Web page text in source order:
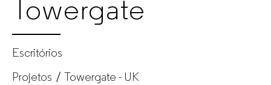
Towergate
Escritórios
Projetos
Towergate - UK